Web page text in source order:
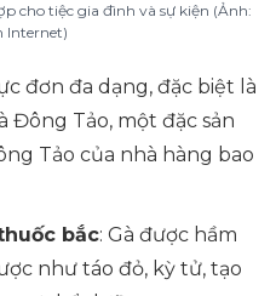
cho tiệc gia đình và sự kiện (Ảnh:
Internet)
đơn đa dạng, đặc biệt là
Đông Tảo, một đặc sản
Tảo của nhà hàng bao
bắc: Gà được hầm
như táo đỏ, kỳ tử, tạo